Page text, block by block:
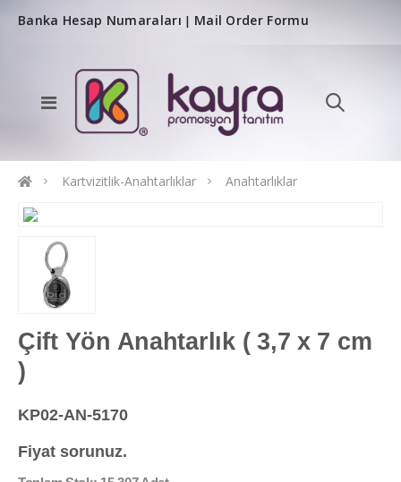
Banka Hesap Numaraları | Mail Order Formu
Kartvizitlik-Anahtarlıklar Anahtarlıklar
Çift Yön Anahtarlık ( 3,7 x 7 cm
)
KP02-AN-5170
Fiyat sorunuz.